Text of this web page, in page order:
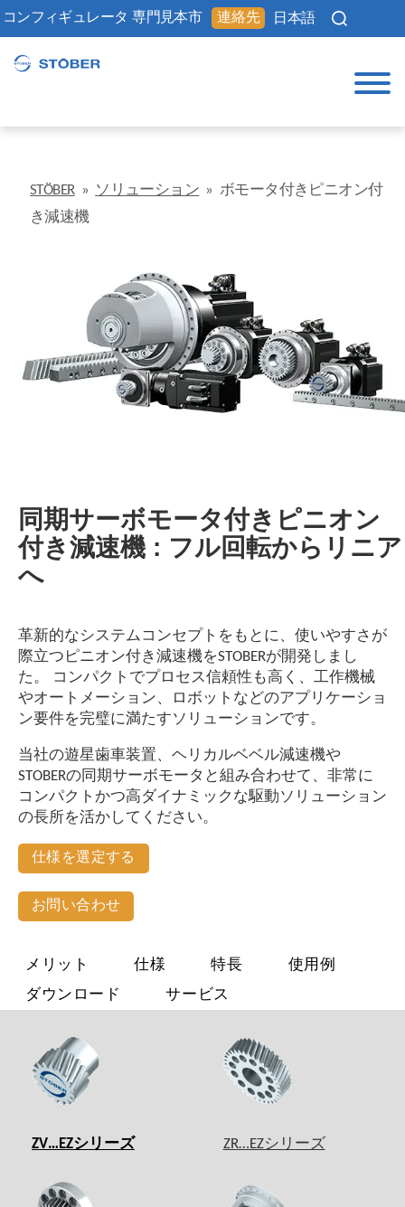
コンフィギュレータ 専門見本市 連絡先 日本語
STÖBER » ソリューション » ボモータ付きピニオン付
き減速機
同期サーボモータ付きピニオン
付き減速機 : フル回転からリニア
へ
革新的なシステムコンセプトをもとに、使いやすさが
際立つピニオン付き減速機をSTOBERが開発しまし
た。 コンパクトでプロセス信頼性も高く、工作機械
やオートメーション、ロボットなどのアプリケーショ
ン要件を完璧に満たすソリューションです。
当社の遊星歯車装置、ヘリカルベベル減速機や
STOBERの同期サーボモータと組み合わせて、非常に
コンパクトかつ高ダイナミックな駆動ソリューション
の長所を活かしてください。
仕様を選定する
お問い合わせ
メリット 仕様 特長
使用例
ダウンロード
サービス
ZV…EZシリーズ ZR…EZシリーズ